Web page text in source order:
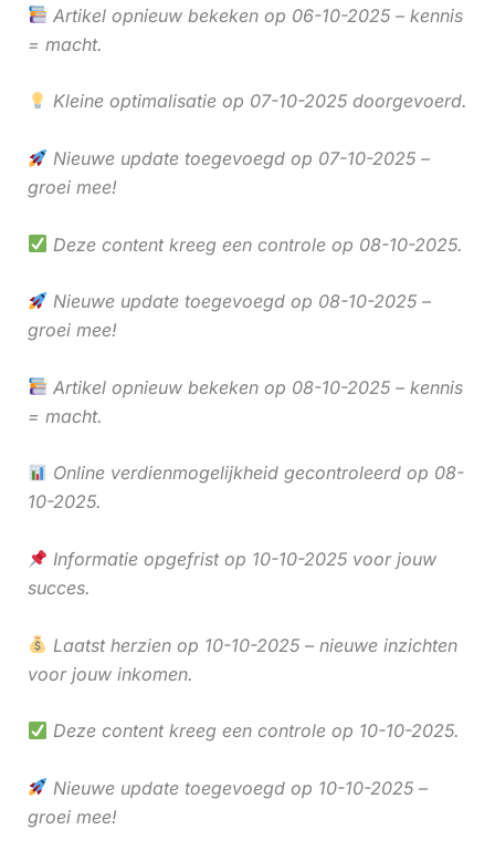
Artikel opnieuw bekeken op 06-10-2025 – kennis
= macht.
Kleine optimalisatie op 07-10-2025 doorgevoerd.
Nieuwe update toegevoegd op 07-10-2025 –
groei mee!
Deze content kreeg een controle op 08-10-2025.
Nieuwe update toegevoegd op 08-10-2025 –
groei mee!
Artikel opnieuw bekeken op 08-10-2025 – kennis
= macht.
Online verdienmogelijkheid gecontroleerd op 08-
10-2025.
Informatie opgefrist op 10-10-2025 voor jouw
succes.
Laatst herzien op 10-10-2025 – nieuwe inzichten
voor jouw inkomen.
Deze content kreeg een controle op 10-10-2025.
Nieuwe update toegevoegd op 10-10-2025 –
groei mee!